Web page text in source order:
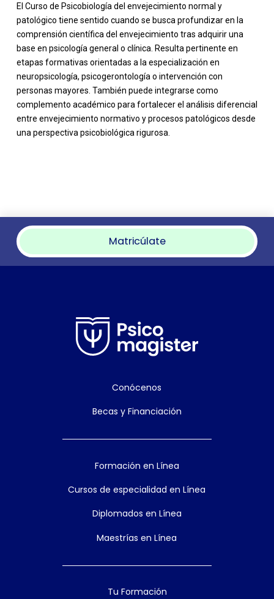
El Curso de Psicobiología del envejecimiento normal y
patológico tiene sentido cuando se busca profundizar en la
comprensión científica del envejecimiento tras adquirir una
base en psicología general o clínica. Resulta pertinente en
etapas formativas orientadas a la especialización en
neuropsicología, psicogerontología o intervención con
personas mayores. También puede integrarse como
complemento académico para fortalecer el análisis diferencial
entre envejecimiento normativo y procesos patológicos desde
una perspectiva psicobiológica rigurosa.
Matricúlate
Conócenos
Becas y Financiación
Formación en Línea
Cursos de especialidad en Línea
Diplomados en Línea
Maestrías en Línea
Tu Formación